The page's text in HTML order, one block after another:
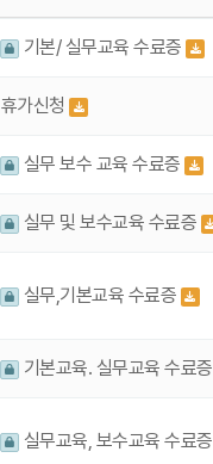
기본/ 실무교육 수료증
휴가신청
실무 보수 교육 수료증
실무 및 보수교육 수료증
실무,기본교육 수료증
기본교육. 실무교육 수료증
실무교육, 보수교육 수료증